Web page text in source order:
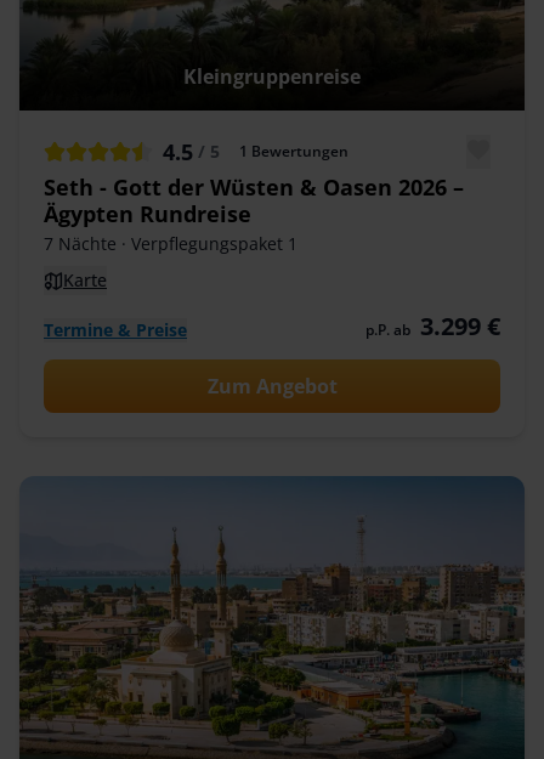
Kleingruppenreise
4.5 / 5 1 Bewertungen
Seth - Gott der Wüsten & Oasen 2026 –
Ägypten Rundreise
7 Nächte · Verpflegungspaket 1
Karte
Termine & Preise p.P. ab 3.299 €
Zum Angebot